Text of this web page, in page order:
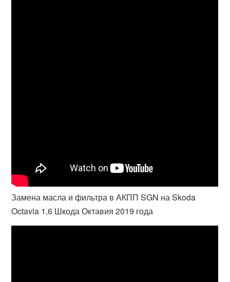
Замена масла и фильтра в АКПП SGN на Skoda
Octavia 1,6 Шкода Октавия 2019 года